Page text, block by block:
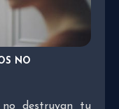
NO
no destruyan tu